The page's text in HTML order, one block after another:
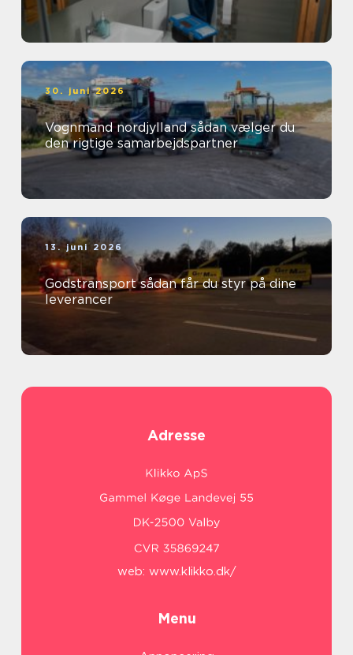
30. juni 2026
Vognmand nordjylland sådan vælger du
den rigtige samarbejdspartner
13. juni 2026
Godstransport sådan får du styr på dine
leverancer
Adresse
web: www.klikko.dk/
Menu